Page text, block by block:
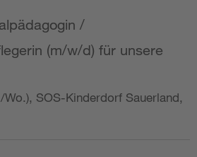
/
(m/w/d) für unsere
Wo.), SOS-Kinderdorf Sauerland,